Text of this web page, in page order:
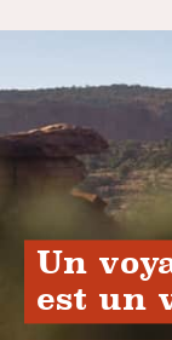
Un
est un